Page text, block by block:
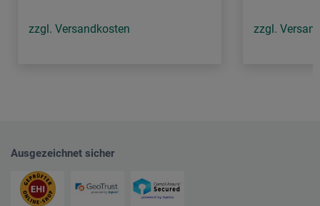
zzgl. Versandkosten zzgl.
Ausgezeichnet sicher